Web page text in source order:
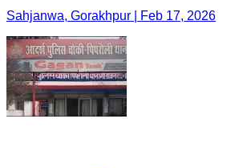
Sahjanwa, Gorakhpur | Feb 17, 2026